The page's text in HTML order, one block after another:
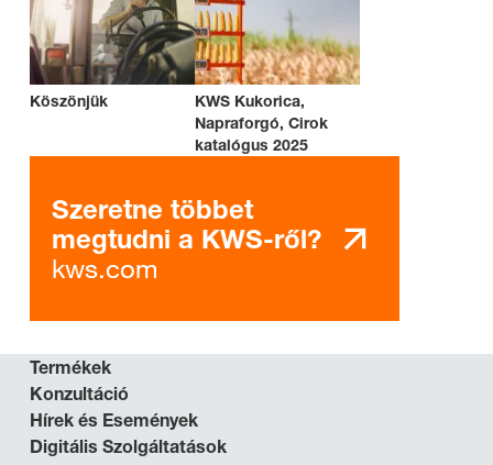
Köszönjük
KWS Kukorica,
Napraforgó, Cirok
katalógus 2025
Szeretne többet
megtudni a KWS-ről?
kws.com
Termékek
Konzultáció
Hírek és Események
Digitális Szolgáltatások